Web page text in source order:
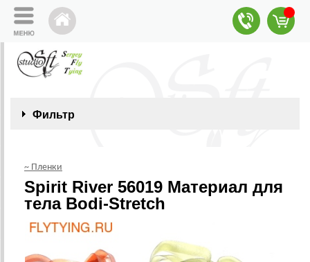
Фильтр
~ Пленки
Spirit River 56019 Материал для
тела Bodi-Stretch